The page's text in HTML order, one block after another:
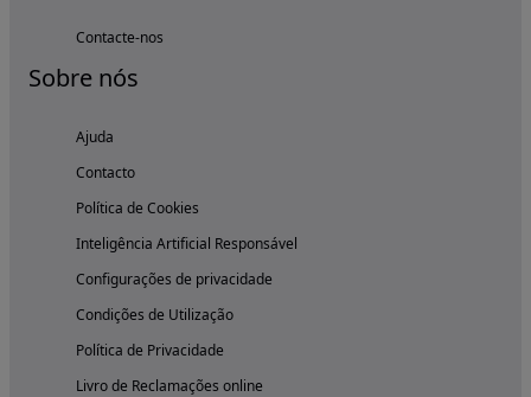
Contacte-nos
Sobre nós
Ajuda
Contacto
Política de Cookies
Inteligência Artificial Responsável
Configurações de privacidade
Condições de Utilização
Política de Privacidade
Livro de Reclamações online